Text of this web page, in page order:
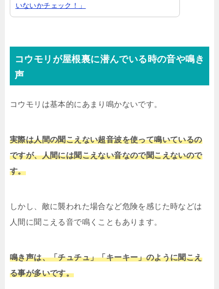
いないかチェック！」
コウモリが屋根裏に潜んでいる時の音や鳴き
声
コウモリは基本的にあまり鳴かないです。
実際は人間の聞こえない超音波を使って鳴いているの
ですが、人間には聞こえない音なので聞こえないので
す。
しかし、敵に襲われた場合など危険を感じた時などは
人間に聞こえる音で鳴くこともあります。
鳴き声は、「チュチュ」「キーキー」のように聞こえ
る事が多いです。